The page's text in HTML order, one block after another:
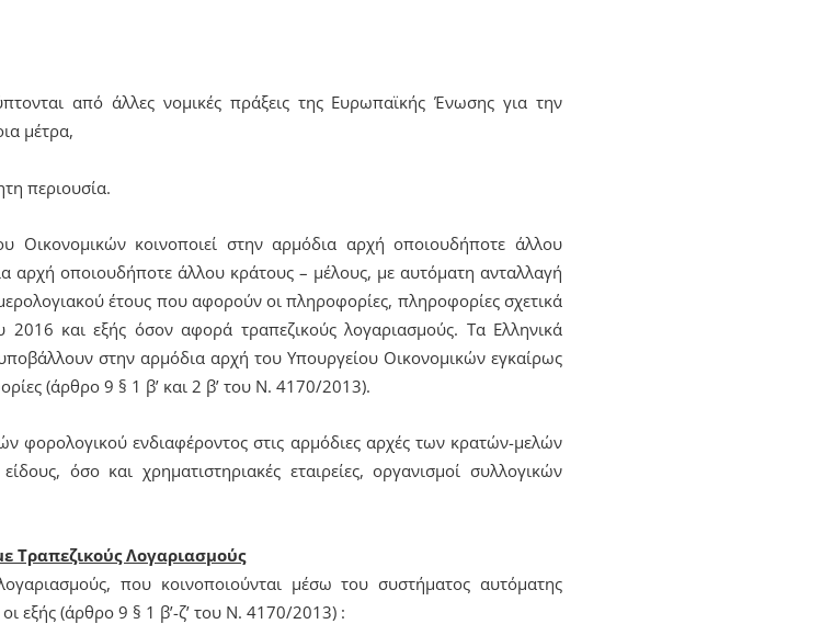
από άλλες νομικές πράξεις της Ευρωπαϊκής Ένωσης για την
μέτρα,
περιουσία.
Οικονομικών κοινοποιεί στην αρμόδια αρχή οποιουδήποτε άλλου
αρχή οποιουδήποτε άλλου κράτους – μέλους, με αυτόματη ανταλλαγή
έτους που αφορούν οι πληροφορίες, πληροφορίες σχετικά
και εξής όσον αφορά τραπεζικούς λογαριασμούς. Τα Ελληνικά
στην αρμόδια αρχή του Υπουργείου Οικονομικών εγκαίρως
(άρθρο 9 § 1 β’ και 2 β’ του Ν. 4170/2013).
φορολογικού ενδιαφέροντος στις αρμόδιες αρχές των κρατών-μελών
όσο και χρηματιστηριακές εταιρείες, οργανισμοί συλλογικών
Τραπεζικούς Λογαριασμούς
που κοινοποιούνται μέσω του συστήματος αυτόματης
εξής (άρθρο 9 § 1 β’-ζ’ του Ν. 4170/2013) :